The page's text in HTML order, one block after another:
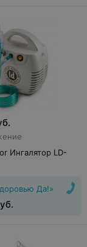
Ингалятор LD-
Да!»